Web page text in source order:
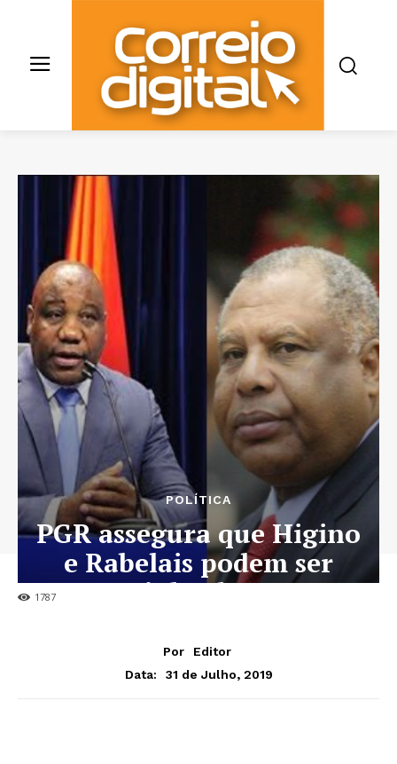
1787
POLÍTICA
PGR assegura que Higino
e Rabelais podem ser
julgados
Por
Editor
Data:
31 de Julho, 2019